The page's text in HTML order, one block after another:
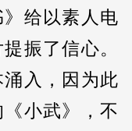
给以素人电
振了信心。
入，因为此
小武》，不